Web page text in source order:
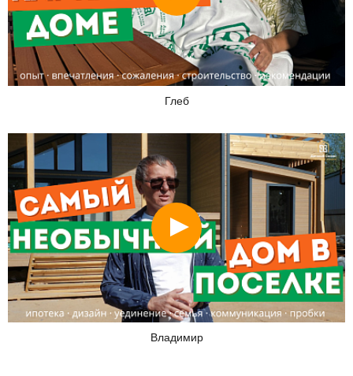
Глеб
Смотреть
Владимир